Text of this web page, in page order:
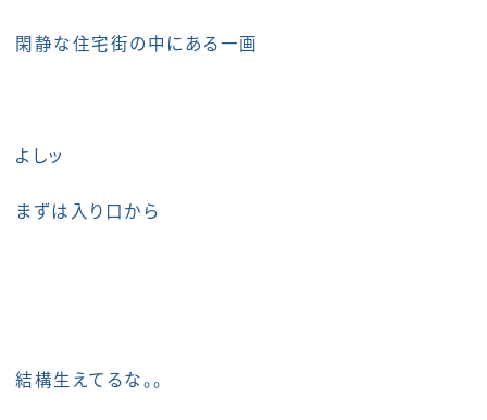
閑静な住宅街の中にある一画
よしッ
まずは入り口から
結構生えてるな。。